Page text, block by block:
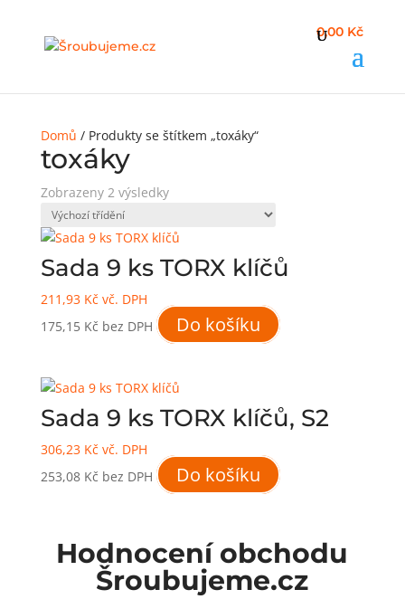
0,00 Kč
Domů / Produkty se štítkem „toxáky“
toxáky
Zobrazeny 2 výsledky
Sada 9 ks TORX klíčů
211,93 Kč vč. DPH
175,15 Kč bez DPH Do košíku
Sada 9 ks TORX klíčů, S2
306,23 Kč vč. DPH
253,08 Kč bez DPH Do košíku
Hodnocení obchodu
Šroubujeme.cz